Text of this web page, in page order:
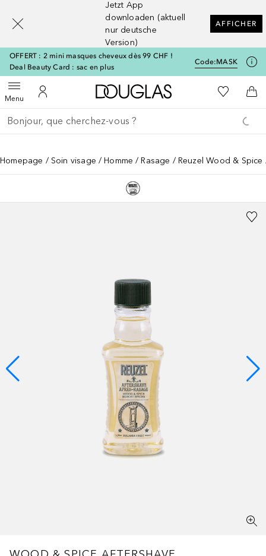
Jetzt App
downloaden (aktuell
nur deutsche
Version)
AFFICHER
OFFERT : 2 mini masques cheveux dès 99 CHF !
Deal Beauty Card : sac en plus
Code:MASK
MenuOuvrir le menuVers Mon Compte
Vers l'accueil Douglas
Vers Ma
Retourner
Exécuter la recherche
Homepage Soin visage Homme Rasage Reuzel Wood &
[navigation.slideout.screenreader]